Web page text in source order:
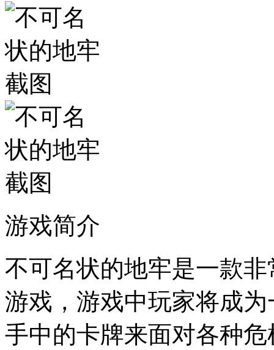
游戏简介
不可名状的地牢是一款
游戏，游戏中玩家将成
手中的卡牌来面对各种